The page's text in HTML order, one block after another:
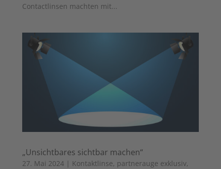
Contactlinsen machten mit...
„Unsichtbares sichtbar machen“
27. Mai 2024| Kontaktlinse, partnerauge exklusiv,